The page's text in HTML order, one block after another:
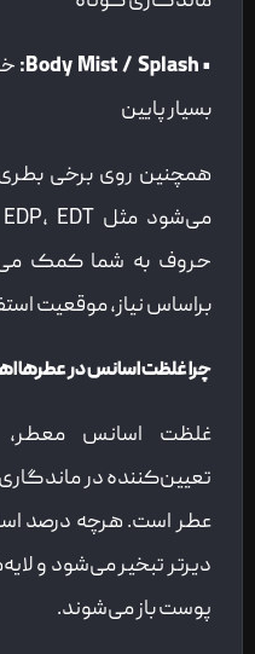
• Body Mist / Splash:
بسیار پایین
همچنین روی برخی
حروف به شما کمک
براساس نیاز، موقعیت
چرا غلظت اسانس در عطرها
غلظت اسانس معطر،
تعیین‌کننده در
عطر است. هرچه درصد
دیرتر تبخیر می‌شود و
پوست باز می‌شوند.